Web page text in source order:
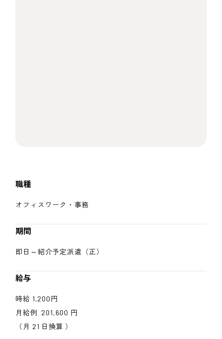
職種
オフィスワーク・事務
期間
即日～紹介予定派遣（正）
給与
時給 1,200円
月給例 201,600 円
（月 21 日換算 ）